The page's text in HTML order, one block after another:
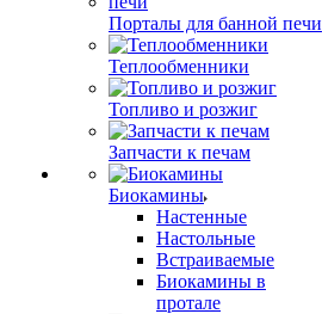
Порталы для банной печи
Теплообменники
Топливо и розжиг
Запчасти к печам
Биокамины
Настенные
Настольные
Встраиваемые
Биокамины в
протале